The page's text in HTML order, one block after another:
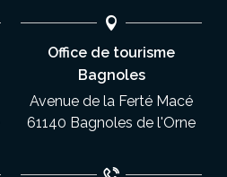
Office de tourisme
Bagnoles
Avenue de la Ferté Macé
61140 Bagnoles de l'Orne